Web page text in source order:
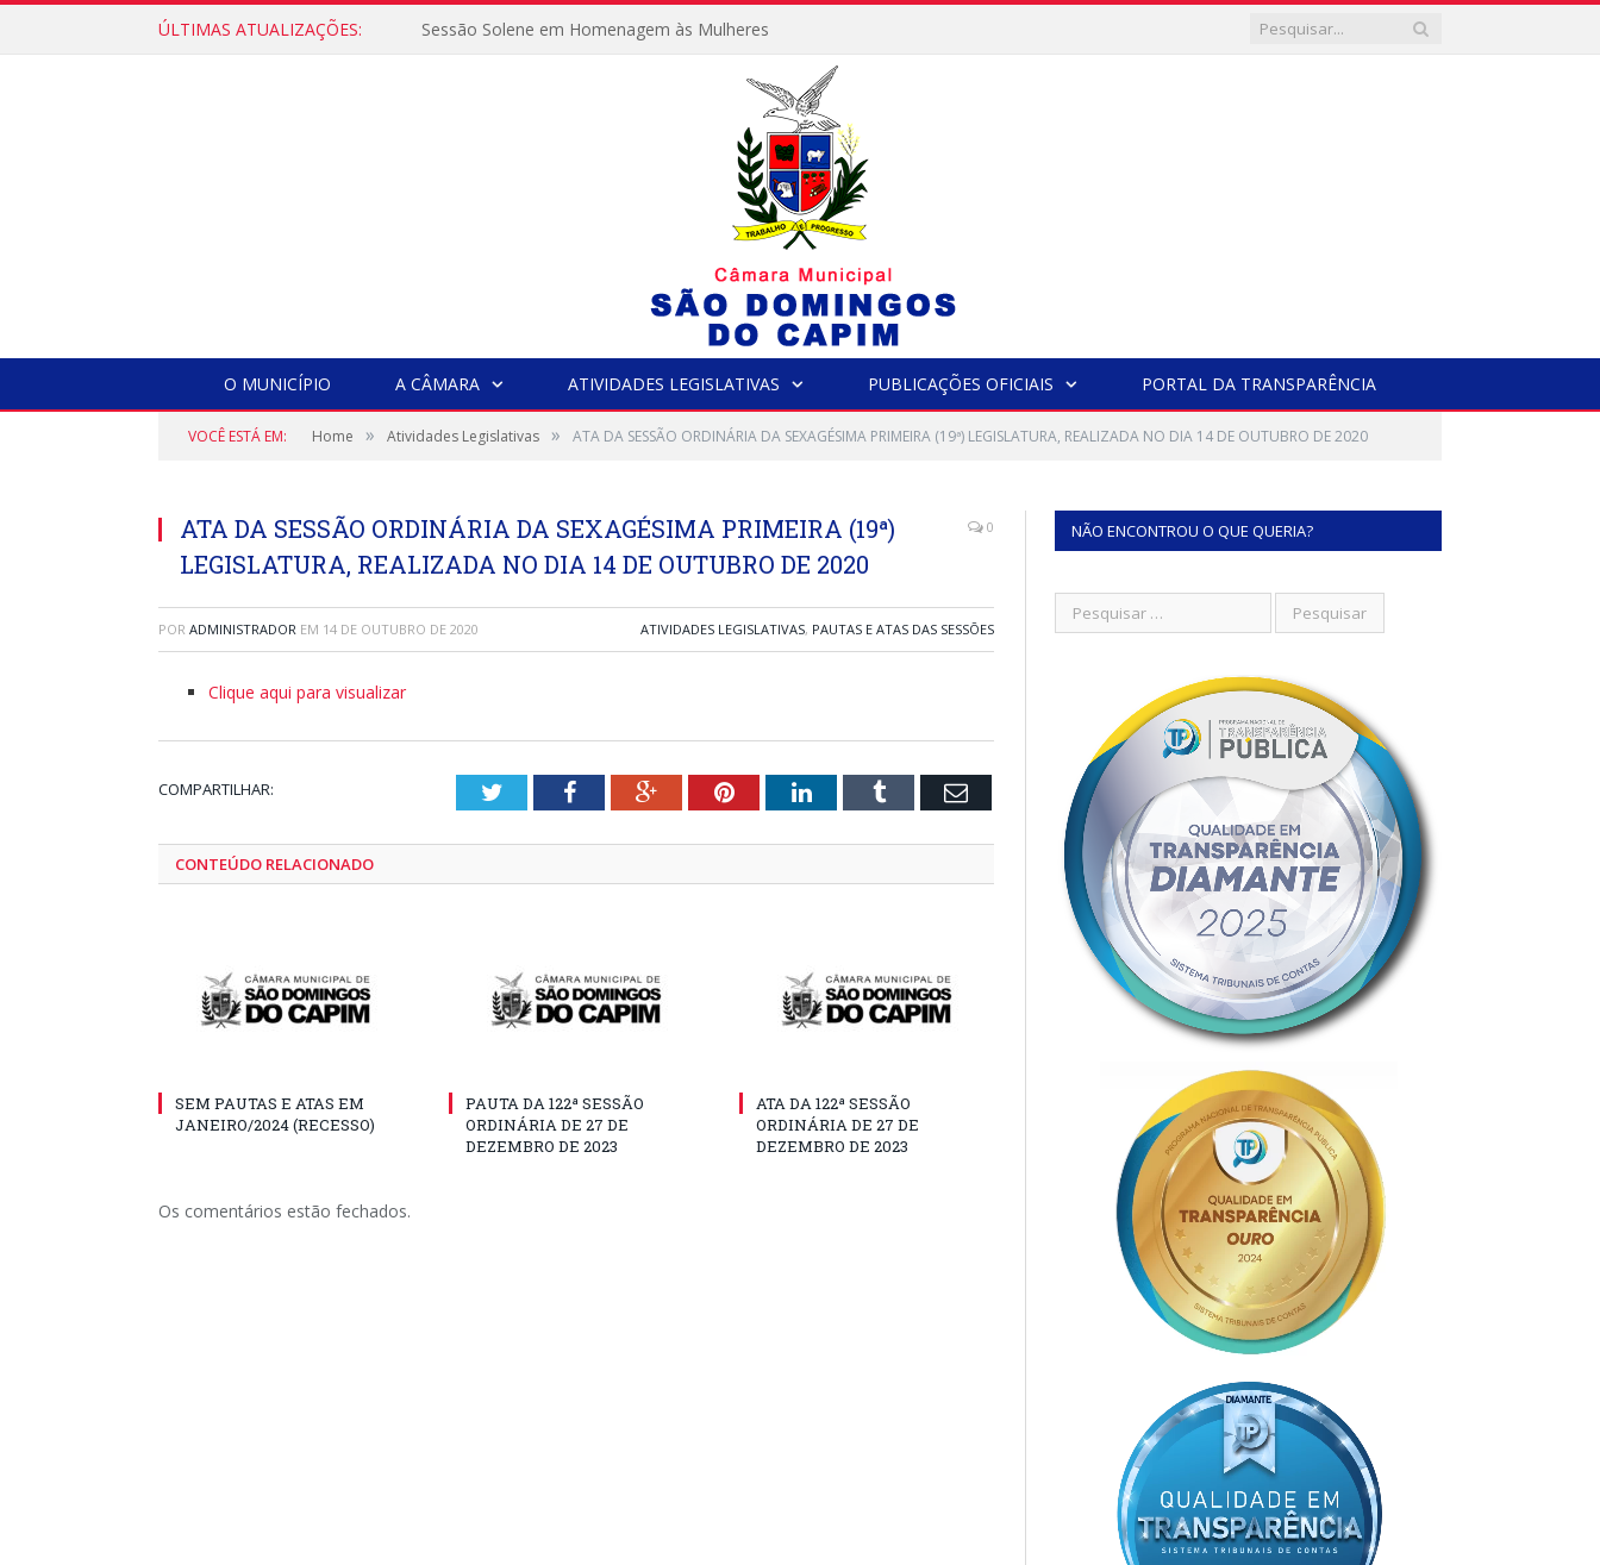
ÚLTIMAS ATUALIZAÇÕES: Sessão Solene em Homenagem às Mulheres
O MUNICÍPIO A CÂMARA ATIVIDADES LEGISLATIVAS PUBLICAÇÕES OFICIAIS PORTAL DA TRANSPARÊNCIA
VOCÊ ESTÁ EM: Home » Atividades Legislativas » ATA DA SESSÃO ORDINÁRIA DA SEXAGÉSIMA PRIMEIRA (19ª) LEGISLATURA, REALIZADA NO DIA 14 DE OUTUBRO DE 2020
ATA DA SESSÃO ORDINÁRIA DA SEXAGÉSIMA PRIMEIRA (19ª)
LEGISLATURA, REALIZADA NO DIA 14 DE OUTUBRO DE 2020
0
POR ADMINISTRADOR EM 14 DE OUTUBRO DE 2020 ATIVIDADES LEGISLATIVAS, PAUTAS E ATAS DAS SESSÕES
Clique aqui para visualizar
COMPARTILHAR: TwitterFacebookGoogle+PinterestLinkedInTumblr Email
CONTEÚDO RELACIONADO
SEM PAUTAS E ATAS EM
JANEIRO/2024 (RECESSO)
PAUTA DA 122ª SESSÃO
ORDINÁRIA DE 27 DE
DEZEMBRO DE 2023
ATA DA 122ª SESSÃO
ORDINÁRIA DE 27 DE
DEZEMBRO DE 2023
Os comentários estão fechados.
NÃO ENCONTROU O QUE QUERIA?